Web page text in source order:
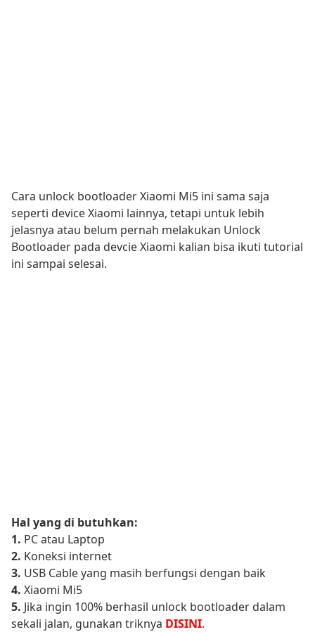
Cara unlock bootloader Xiaomi Mi5 ini sama saja
seperti device Xiaomi lainnya, tetapi untuk lebih
jelasnya atau belum pernah melakukan Unlock
Bootloader pada devcie Xiaomi kalian bisa ikuti tutorial
ini sampai selesai.
Hal yang di butuhkan:
1. PC atau Laptop
2. Koneksi internet
3. USB Cable yang masih berfungsi dengan baik
4. Xiaomi Mi5
5. Jika ingin 100% berhasil unlock bootloader dalam
sekali jalan, gunakan triknya DISINI.